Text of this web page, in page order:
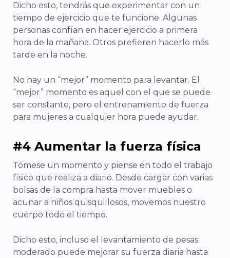
Dicho esto, tendrás que experimentar con un
tiempo de ejercicio que te funcione. Algunas
personas confían en hacer ejercicio a primera
hora de la mañana. Otros prefieren hacerlo más
tarde en la noche.
No hay un “mejor” momento para levantar. El
“mejor” momento es aquel con el que se puede
ser constante, pero el entrenamiento de fuerza
para mujeres a cualquier hora puede ayudar.
#4 Aumentar la fuerza física
Tómese un momento y piense en todo el trabajo
físico que realiza a diario. Desde cargar con varias
bolsas de la compra hasta mover muebles o
acunar a niños quisquillosos, movemos nuestro
cuerpo todo el tiempo.
Dicho esto, incluso el levantamiento de pesas
moderado puede mejorar su fuerza diaria hasta